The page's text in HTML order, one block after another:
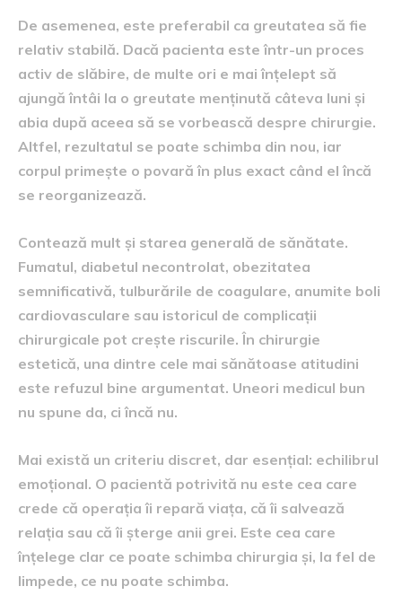
De asemenea, este preferabil ca greutatea să fie
relativ stabilă. Dacă pacienta este într-un proces
activ de slăbire, de multe ori e mai înțelept să
ajungă întâi la o greutate menținută câteva luni și
abia după aceea să se vorbească despre chirurgie.
Altfel, rezultatul se poate schimba din nou, iar
corpul primește o povară în plus exact când el încă
se reorganizează.
Contează mult și starea generală de sănătate.
Fumatul, diabetul necontrolat, obezitatea
semnificativă, tulburările de coagulare, anumite boli
cardiovasculare sau istoricul de complicații
chirurgicale pot crește riscurile. În chirurgie
estetică, una dintre cele mai sănătoase atitudini
este refuzul bine argumentat. Uneori medicul bun
nu spune da, ci încă nu.
Mai există un criteriu discret, dar esențial: echilibrul
emoțional. O pacientă potrivită nu este cea care
crede că operația îi repară viața, că îi salvează
relația sau că îi șterge anii grei. Este cea care
înțelege clar ce poate schimba chirurgia și, la fel de
limpede, ce nu poate schimba.